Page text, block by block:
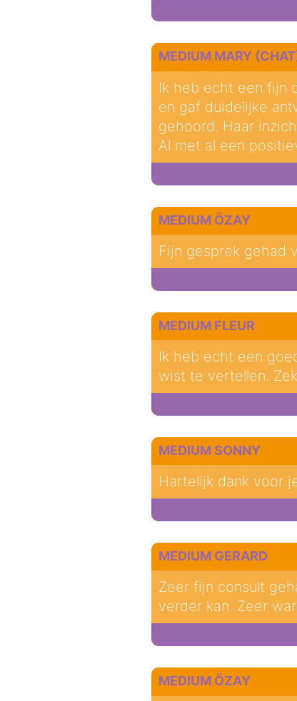
MEDIUM MARY
Ik heb echt een fijn
en gaf duidelijke
gehoord. Haar
Al met al een
MEDIUM ÖZAY
Fijn gesprek gehad
MEDIUM FLEUR
Ik heb echt een
wist te vertellen.
MEDIUM SONNY
Hartelijk dank voor
MEDIUM GERARD
Zeer fijn consult
verder kan. Zeer
MEDIUM ÖZAY